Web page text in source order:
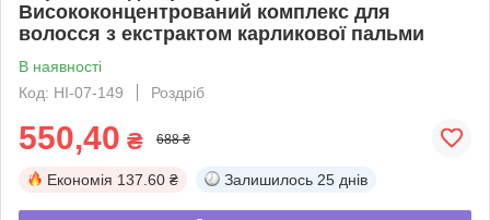
Висококонцентрований комплекс для
волосся з екстрактом карликової пальми
В наявності
Код: HI-07-149
Роздріб
550,40 ₴ 688 ₴
Економія 137.60 ₴ Залишилось 25 днів